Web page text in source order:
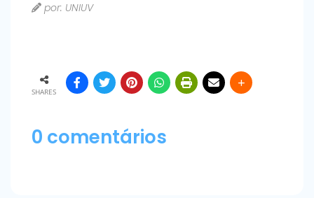
por: UNIUV
SHARES
0 comentários